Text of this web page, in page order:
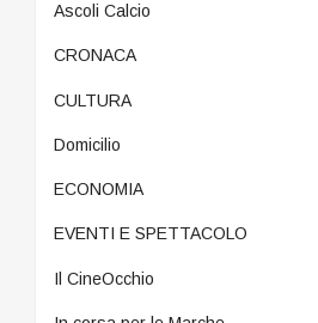
Ascoli Calcio
CRONACA
CULTURA
Domicilio
ECONOMIA
EVENTI E SPETTACOLO
Il CineOcchio